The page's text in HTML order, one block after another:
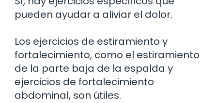
pueden ayudar a aliviar el dolor.
Los ejercicios de estiramiento y
fortalecimiento, como el estiramiento
de la parte baja de la espalda y
ejercicios de fortalecimiento
abdominal, son útiles.